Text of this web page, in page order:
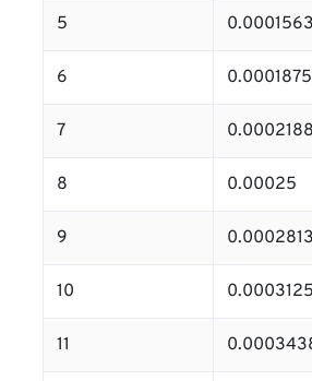
5 0.0001563
6 0.0001875
7 0.0002188
8 0.00025
9 0.0002813
10 0.0003125
11